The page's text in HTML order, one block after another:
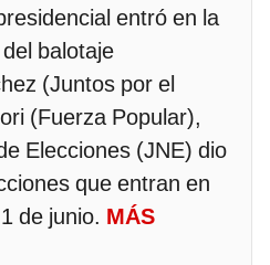
entró en la
balotaje
(Juntos por el
(Fuerza Popular),
Elecciones (JNE) dio
que entran en
de junio. MÁS